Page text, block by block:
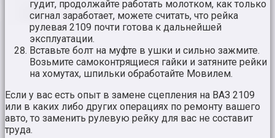
гудит, продолжайте работать молотком, как только
сигнал заработает, можете считать, что рейка
рулевая 2109 почти готова к дальнейшей
эксплуатации.
Вставьте болт на муфте в ушки и сильно зажмите.
Возьмите самоконтрящиеся гайки и затяните рейки
на хомутах, шпильки обработайте Мовилем.
Если у вас есть опыт в замене сцепления на ВАЗ 2109
или в каких либо других операциях по ремонту вашего
авто, то заменить рулевую рейку для вас не составит
труда.